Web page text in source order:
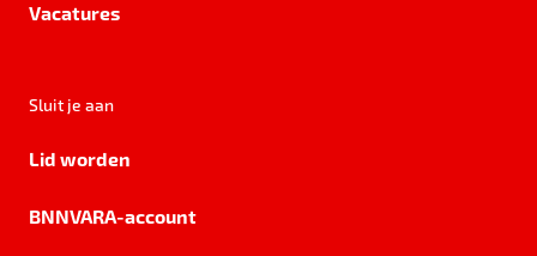
Vacatures
Sluit je aan
Lid worden
BNNVARA-account